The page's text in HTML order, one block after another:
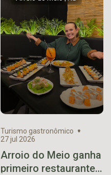
Turismo gastronômico
27 jul 2026
Arroio do Meio ganha
primeiro restaurante